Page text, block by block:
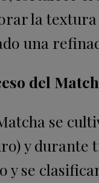
la textura
una
del
se
y durante
y se